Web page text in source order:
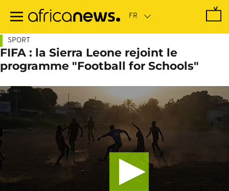
contenu
SPORT
FIFA : la Sierra Leone rejoint le
programme "Football for Schools"